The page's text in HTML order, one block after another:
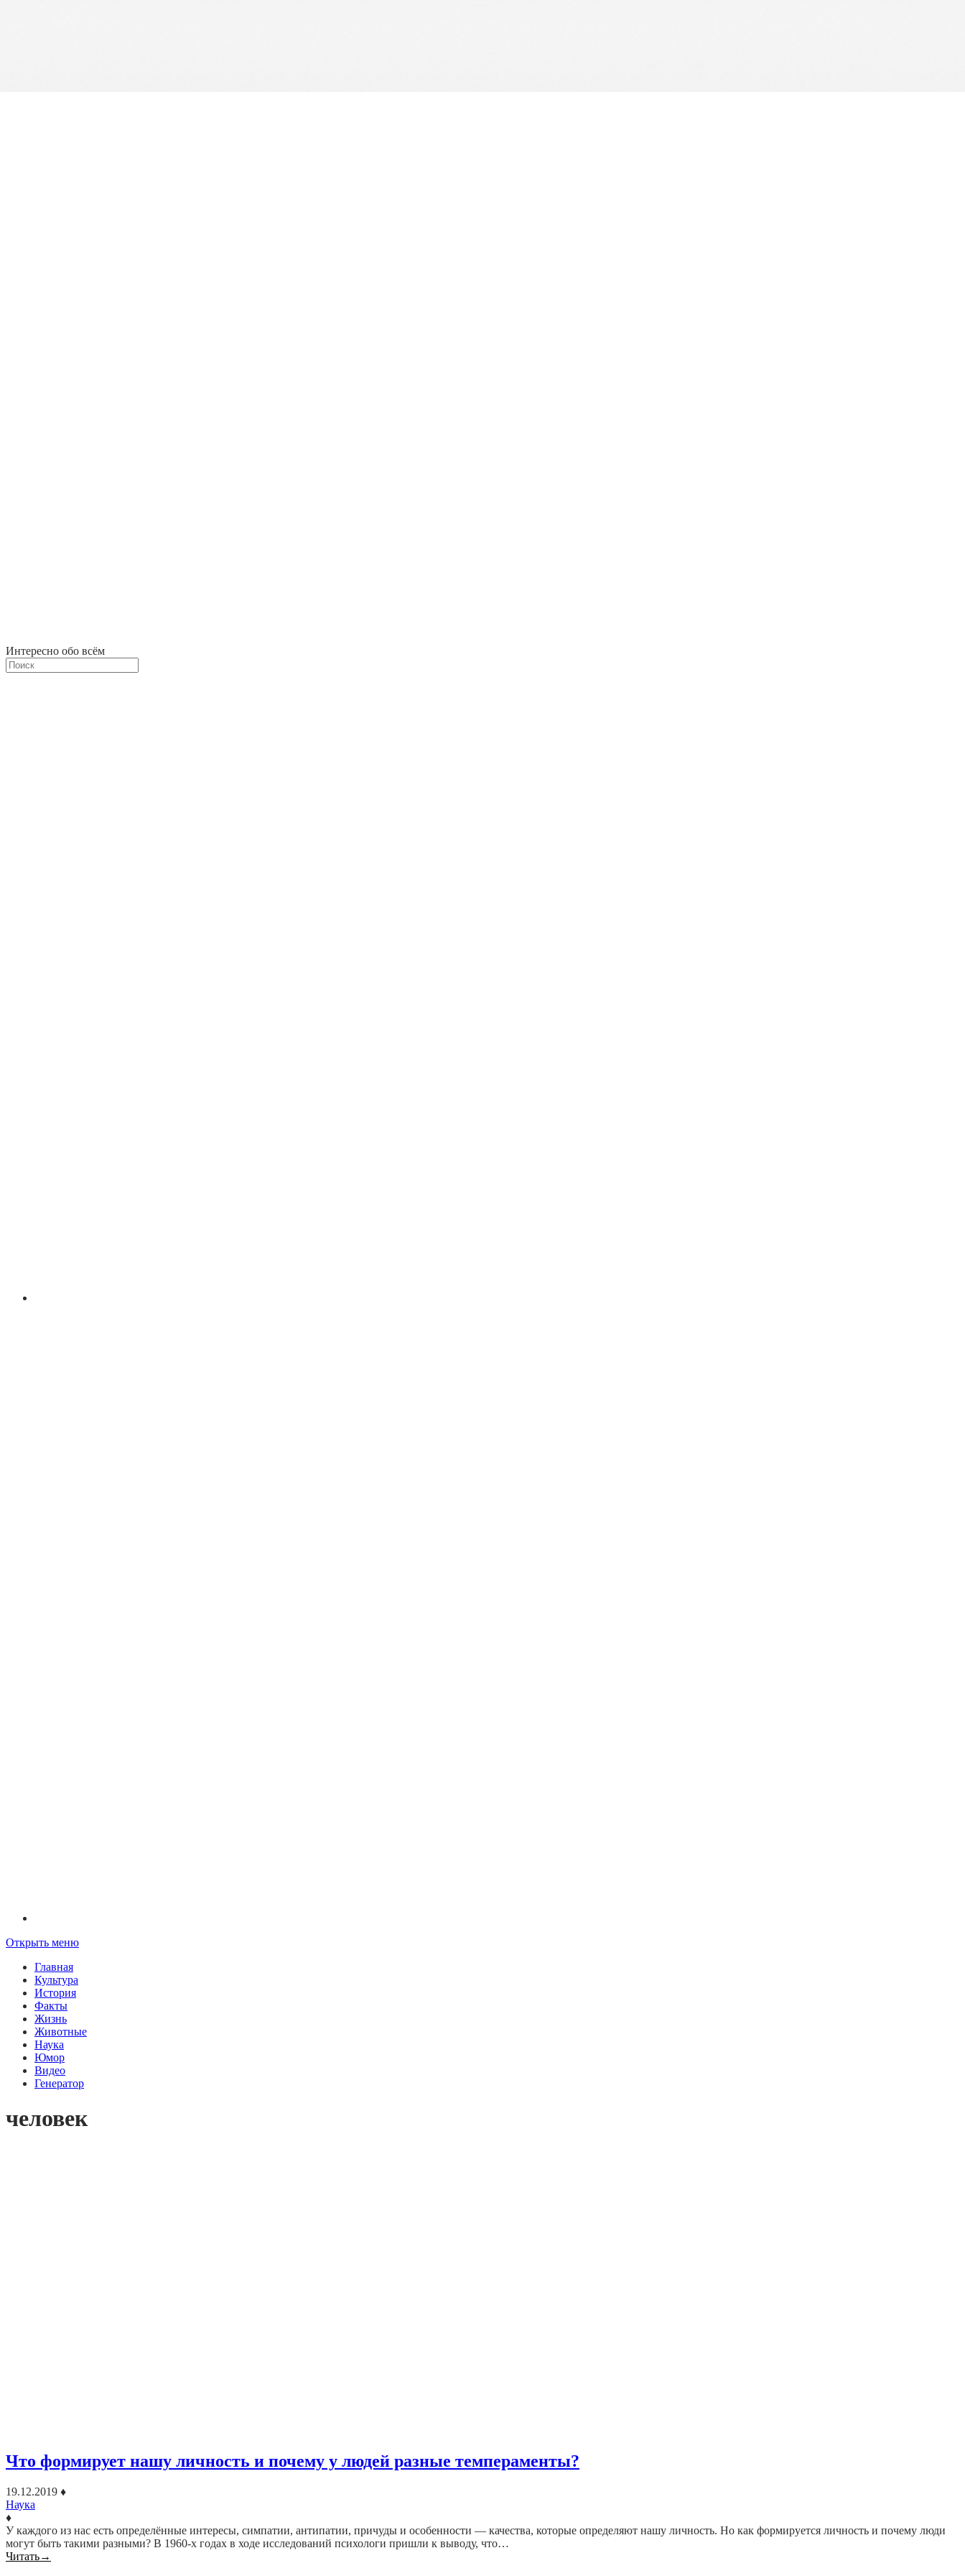
Интересно обо всём
Открыть меню
Главная
Культура
История
Факты
Жизнь
Животные
Наука
Юмор
Видео
Генератор
человек
Что формирует нашу личность и почему у людей разные темпераменты?
19.12.2019 ♦
Наука
♦
У каждого из нас есть определённые интересы, симпатии, антипатии, причуды и особенности — качества, которые определяют нашу личность. Но как формируется личность и почему люди
могут быть такими разными? В 1960-х годах в ходе исследований психологи пришли к выводу, что…
Читать→